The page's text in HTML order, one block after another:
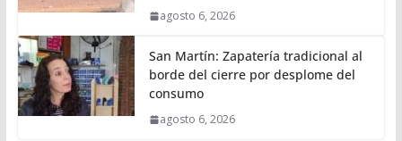
agosto 6, 2026
San Martín: Zapatería tradicional al
borde del cierre por desplome del
consumo
agosto 6, 2026